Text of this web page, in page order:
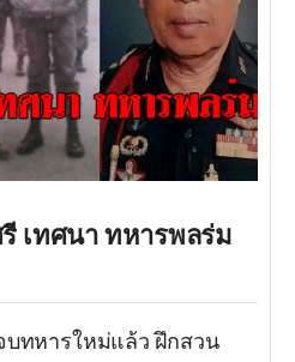
เทศนา ทหารพลร่ม
ทหารใหม่แล้ว ฝึกสวน